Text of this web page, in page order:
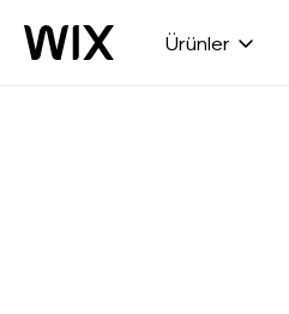
Ürünler